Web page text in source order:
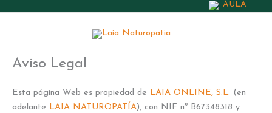
AULA
Aviso Legal
Esta página Web es propiedad de LAIA ONLINE, S.L. (en
adelante LAIA NATUROPATÍA), con NIF nº B67348318 y